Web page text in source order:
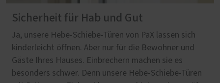
Sicherheit für Hab und Gut
Ja, unsere Hebe-Schiebe-Türen von PaX lassen sich
kinderleicht öffnen. Aber nur für die Bewohner und
Gäste Ihres Hauses. Einbrechern machen sie es
besonders schwer. Denn unsere Hebe-Schiebe-Türen